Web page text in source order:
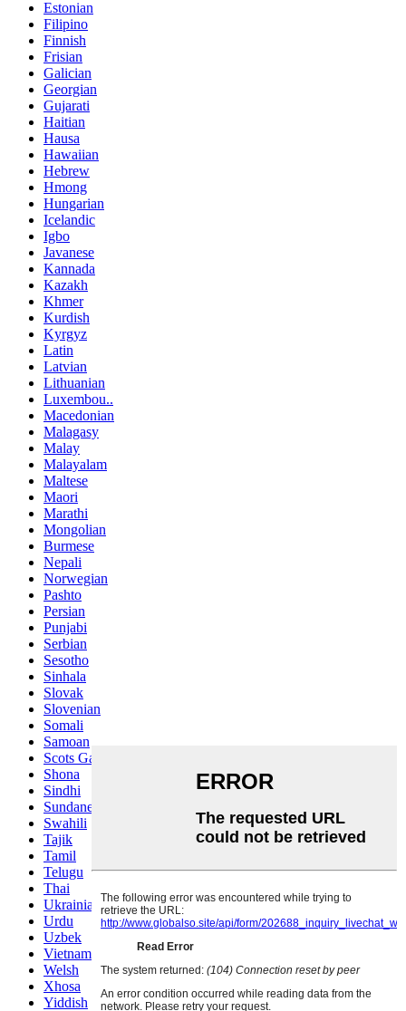
Estonian
Filipino
Finnish
Frisian
Galician
Georgian
Gujarati
Haitian
Hausa
Hawaiian
Hebrew
Hmong
Hungarian
Icelandic
Igbo
Javanese
Kannada
Kazakh
Khmer
Kurdish
Kyrgyz
Latin
Latvian
Lithuanian
Luxembou..
Macedonian
Malagasy
Malay
Malayalam
Maltese
Maori
Marathi
Mongolian
Burmese
Nepali
Norwegian
Pashto
Persian
Punjabi
Serbian
Sesotho
Sinhala
Slovak
Slovenian
Somali
Samoan
Scots Gaelic
Shona
Sindhi
Sundanese
Swahili
Tajik
Tamil
Telugu
Thai
Ukrainian
Urdu
Uzbek
Vietnamese
Welsh
Xhosa
Yiddish